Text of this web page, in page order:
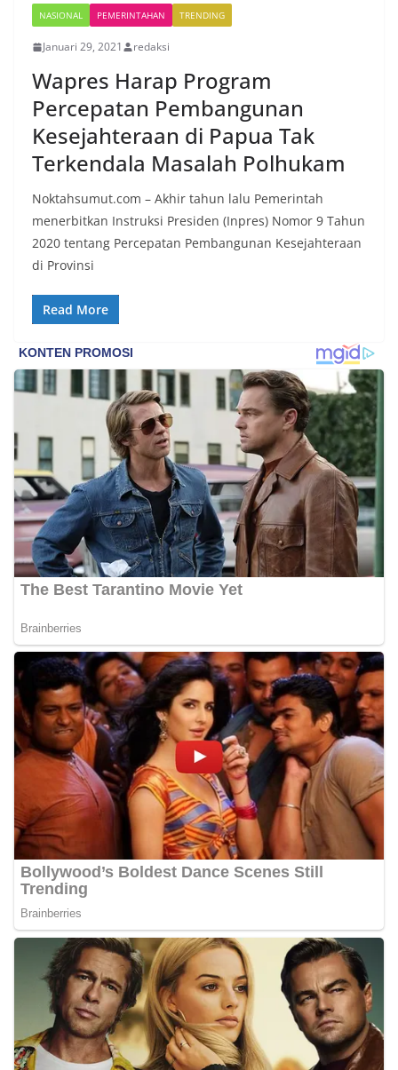
NASIONAL PEMERINTAHAN TRENDING
Januari 29, 2021 redaksi
Wapres Harap Program
Percepatan Pembangunan
Kesejahteraan di Papua Tak
Terkendala Masalah Polhukam
Noktahsumut.com – Akhir tahun lalu Pemerintah
menerbitkan Instruksi Presiden (Inpres) Nomor 9 Tahun
2020 tentang Percepatan Pembangunan Kesejahteraan
di Provinsi
Read More